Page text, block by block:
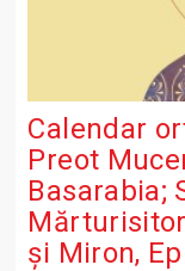
Calendar
Preot
Basarabia;
şi Miron,